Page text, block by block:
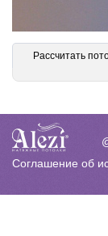
Рассчитать
Соглашение об